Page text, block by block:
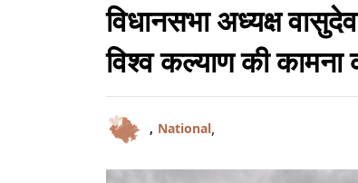
विधानसभा अध्यक्ष
विश्व कल्याण की कामना
, National,